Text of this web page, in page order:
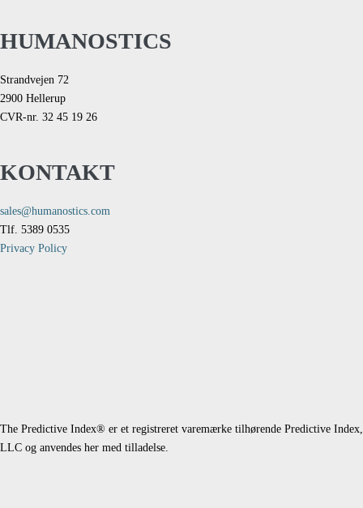
HUMANOSTICS
Strandvejen 72
2900 Hellerup
CVR-nr. 32 45 19 26
KONTAKT
sales@humanostics.com
Tlf. 5389 0535
Privacy Policy
The Predictive Index® er et registreret varemærke tilhørende Predictive Index,
LLC og anvendes her med tilladelse.